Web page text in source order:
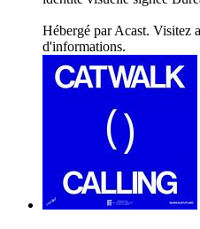
Hébergé par Acast. Visitez
d'informations.